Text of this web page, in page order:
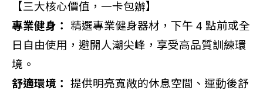
【三大核心價值，一卡包辦】
專業健身：
精選專業健身器材，下午 4 點前或全
日自由使用，避開人潮尖峰，享受高品質訓練環
境。
舒適環境：
提供明亮寬敞的休息空間、運動後舒